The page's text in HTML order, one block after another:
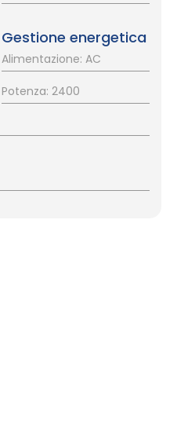
Gestione energetica
Alimentazione: AC
Potenza: 2400